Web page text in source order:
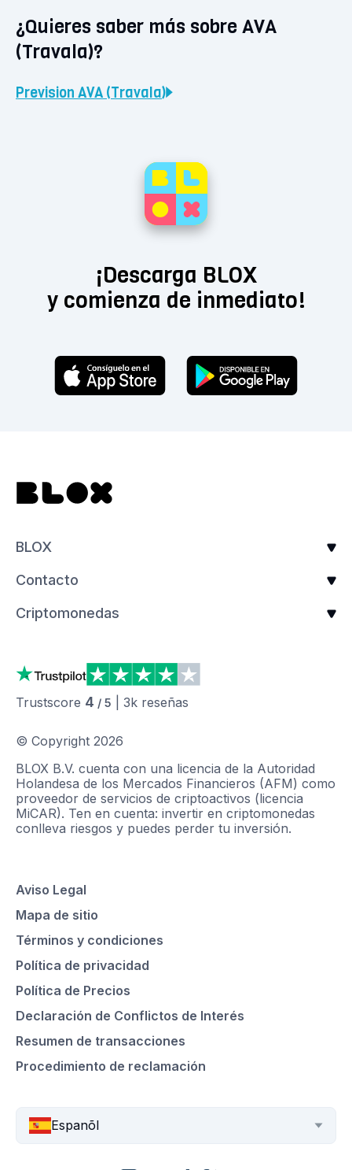
¿Quieres saber más sobre AVA
(Travala)?
Prevision AVA (Travala)
¡Descarga BLOX
y comienza de inmediato!
BLOX
Contacto
Criptomonedas
Trustscore 4 / 5 3k reseñas
© Copyright 2026
BLOX B.V. cuenta con una licencia de la Autoridad
Holandesa de los Mercados Financieros (AFM) como
proveedor de servicios de criptoactivos (licencia
MiCAR). Ten en cuenta: invertir en criptomonedas
conlleva riesgos y puedes perder tu inversión.
Aviso Legal
Mapa de sitio
Términos y condiciones
Política de privacidad
Política de Precios
Declaración de Conflictos de Interés
Resumen de transacciones
Procedimiento de reclamación
Espanõl